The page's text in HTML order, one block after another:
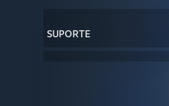
SUPORTE